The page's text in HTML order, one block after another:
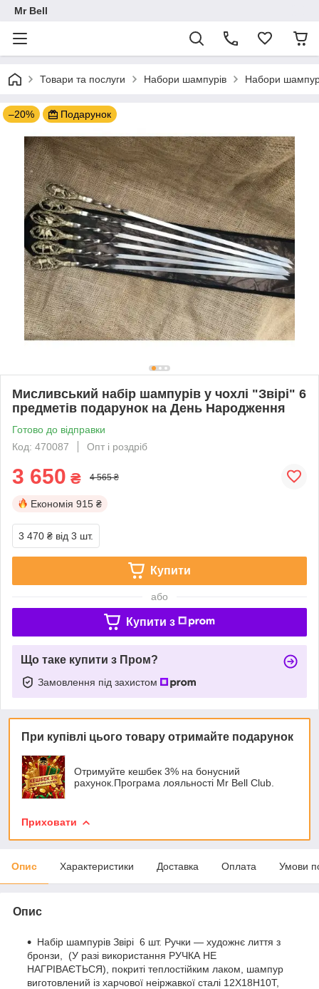
Mr Bell
Товари та послуги Набори шампурів Набори
–20% Подарунок
Мисливський набір шампурів у чохлі "Звірі" 6
предметів подарунок на День Народження
Готово до відправки
Код: 470087
Опт і роздріб
3 650 ₴ 4 565 ₴
Економія 915 ₴
3 470 ₴ від 3 шт.
Купити
або
Купити з
Що таке купити з Пром?
Замовлення під захистом
При купівлі цього товару отримайте подарунок
Отримуйте кешбек 3% на бонусний
рахунок.Програма лояльності Mr Bell Club.
Приховати
Опис Характеристики Доставка Оплата Умови
Опис
Набір шампурів Звірі 6 шт. Ручки — художнє лиття з
бронзи, (У разі використання РУЧКА НЕ
НАГРІВАЄТЬСЯ), покриті теплостійким лаком, шампур
виготовлений із харчової неіржавкої сталі 12Х18Н10Т,